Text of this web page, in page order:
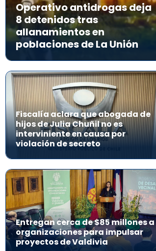
Operativo antidrogas deja
8 detenidos tras
allanamientos en
poblaciones de La Unión
Fiscalía aclara que abogada de
hijos de Julia Chuñil no es
interviniente en causa por
violación de secreto
Entregan cerca de $85 millones a
organizaciones para impulsar
proyectos de Valdivia